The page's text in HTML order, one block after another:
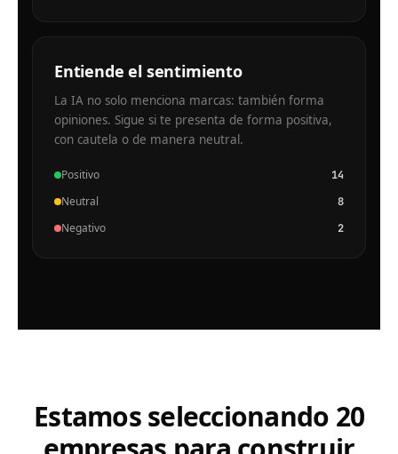
Entiende el sentimiento
La IA no solo menciona marcas: también forma
opiniones. Sigue si te presenta de forma positiva,
con cautela o de manera neutral.
Positivo 14
Neutral 8
Negativo 2
Estamos seleccionando 20